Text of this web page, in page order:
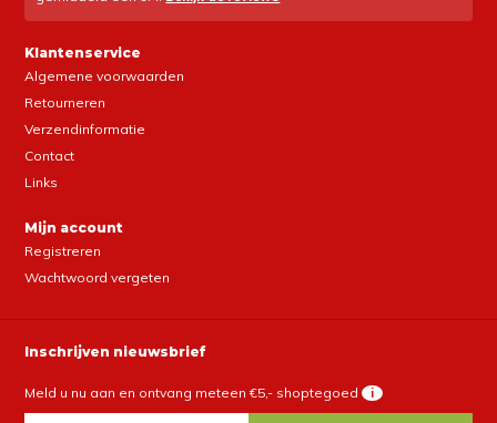
Klantenservice
Algemene voorwaarden
Retourneren
Verzendinformatie
Contact
Links
Mijn account
Registreren
Wachtwoord vergeten
Inschrijven nieuwsbrief
Meld u nu aan en ontvang meteen €5,- shoptegoed i